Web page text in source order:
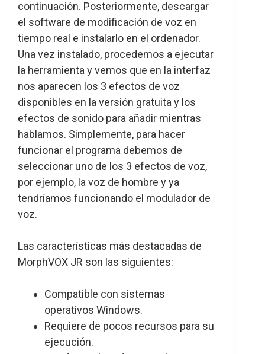
continuación. Posteriormente, descargar
el software de modificación de voz en
tiempo real e instalarlo en el ordenador.
Una vez instalado, procedemos a ejecutar
la herramienta y vemos que en la interfaz
nos aparecen los 3 efectos de voz
disponibles en la versión gratuita y los
efectos de sonido para añadir mientras
hablamos. Simplemente, para hacer
funcionar el programa debemos de
seleccionar uno de los 3 efectos de voz,
por ejemplo, la voz de hombre y ya
tendríamos funcionando el modulador de
voz.
Las características más destacadas de
MorphVOX JR son las siguientes:
Compatible con sistemas
operativos Windows.
Requiere de pocos recursos para su
ejecución.